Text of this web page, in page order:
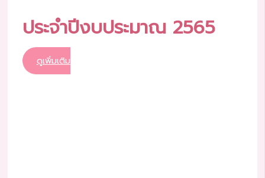
ประจำปีงบประมาณ 2565
ดูเพิ่มเติม